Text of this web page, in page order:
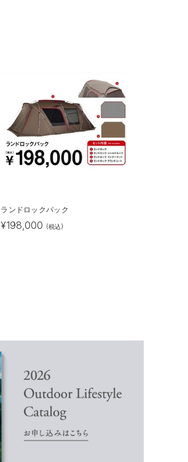
ランドロックパック
¥198,000 (税込)